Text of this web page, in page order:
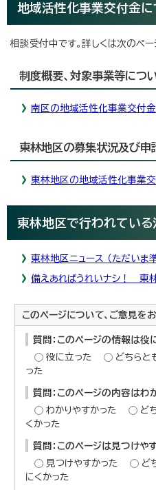
地域活性化事業交付金に
相談受付中です。詳しくは次のペー
制度概要、対象事業等につ
南区の地域活性化事業交付
東林地区の募集状況及び申
東林地区の地域活性化事業
東林地区で行われている
東林地区ニュース （ただいま
備えあればうれいナシ！ 東
このページについて、ご意見を
質問：このページの情報は役
役に立った
どちらと
った
質問：このページの内容はわ
わかりやすかった
ど
くかった
質問：このページは見つけや
見つけやすかった
ど
にくかった